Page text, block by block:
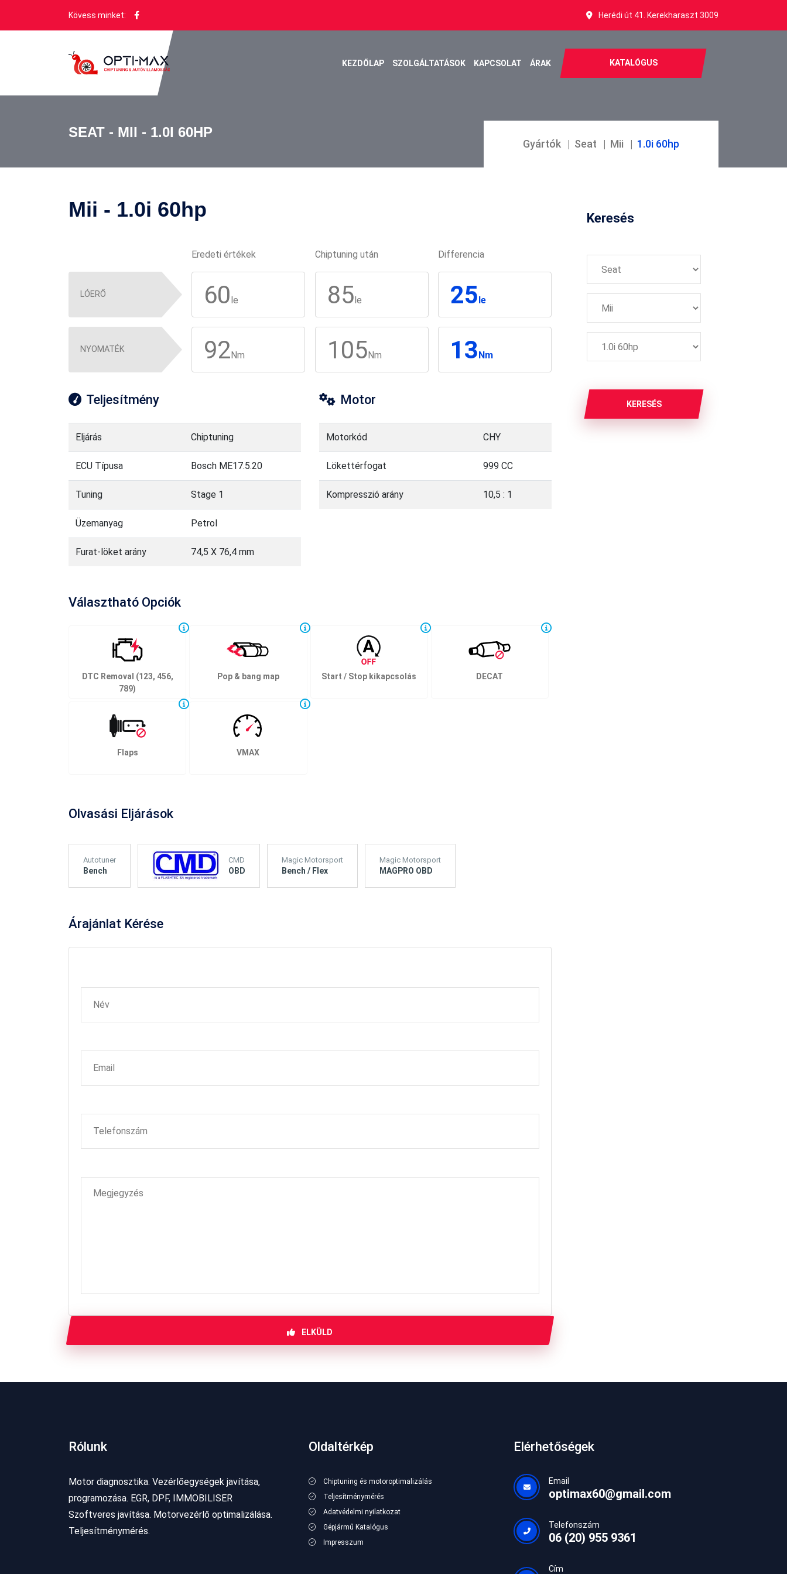
Kövess minket: Herédi út 41. Kerekharaszt 3009
KEZDŐLAP SZOLGÁLTATÁSOK KAPCSOLAT ÁRAK KATALÓGUS
SEAT - MII - 1.0I 60HP
Gyártók Seat Mii 1.0i 60hp
Mii - 1.0i 60hp
Eredeti értékek Chiptuning után Differencia
LÓERŐ 60le 85le 25le
NYOMATÉK 92Nm 105Nm 13Nm
Teljesítmény
Eljárás Chiptuning
ECU Típusa Bosch ME17.5.20
Tuning Stage 1
Üzemanyag Petrol
Furat-löket arány 74,5 X 76,4 mm
Motor
Motorkód CHY
Lökettérfogat 999 CC
Kompresszió arány 10,5 : 1
Választható Opciók
DTC Removal (123, 456,
789)
Pop & bang map Start / Stop kikapcsolás DECAT
Flaps VMAX
Olvasási Eljárások
Autotuner
Bench
CMD
OBD
Magic Motorsport
Bench / Flex
Magic Motorsport
MAGPRO OBD
Árajánlat Kérése
ELKÜLD
Keresés
KERESÉS
Rólunk
Motor diagnosztika. Vezérlőegységek javítása,
programozása. EGR, DPF, IMMOBILISER
Szoftveres javítása. Motorvezérlő optimalizálása.
Teljesítménymérés.
Oldaltérkép
Chiptuning és motoroptimalizálás
Teljesítménymérés
Adatvédelmi nyilatkozat
Gépjármű Katalógus
Impresszum
Elérhetőségek
Email
optimax60@gmail.com
Telefonszám
06 (20) 955 9361
Cím